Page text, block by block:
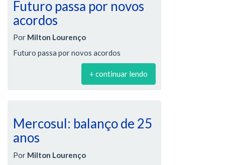
Futuro passa por novos
acordos
Por Milton Lourenço
Futuro passa por novos acordos
+ continuar lendo
Mercosul: balanço de 25
anos
Por Milton Lourenço